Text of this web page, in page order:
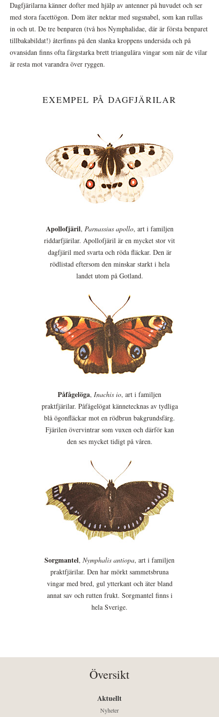
Dagfjärilarna känner dofter med hjälp av antenner på huvudet och ser
med stora facettögon. Dom äter nektar med sugsnabel, som kan rullas
in och ut. De tre benparen (två hos Nymphalidae, där är första benparet
tillbakabildat!) återfinns på den slanka kroppens undersida och på
ovansidan finns ofta färgstarka brett triangulära vingar som när de vilar
är resta mot varandra över ryggen.
EXEMPEL PÅ DAGFJÄRILAR
Apollofjäril, Parnassius apollo, art i familjen
riddarfjärilar. Apollofjäril är en mycket stor vit
dagfjäril med svarta och röda fläckar. Den är
rödlistad eftersom den minskar starkt i hela
landet utom på Gotland.
Påfågelöga, Inachis io, art i familjen
praktfjärilar. Påfågelögat kännetecknas av tydliga
blå ögonfläckar mot en rödbrun bakgrundsfärg.
Fjärilen övervintrar som vuxen och därför kan
den ses mycket tidigt på våren.
Sorgmantel, Nymphalis antiopa, art i familjen
praktfjärilar. Den har mörkt sammetsbruna
vingar med bred, gul ytterkant och äter bland
annat sav och rutten frukt. Sorgmantel finns i
hela Sverige.
Översikt
Aktuellt
Nyheter